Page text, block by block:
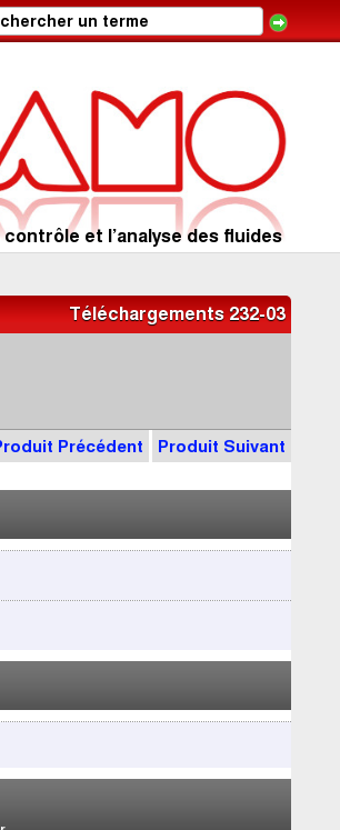
et l’analyse des fluides
Téléchargements 232-03
Précédent Produit Suivant